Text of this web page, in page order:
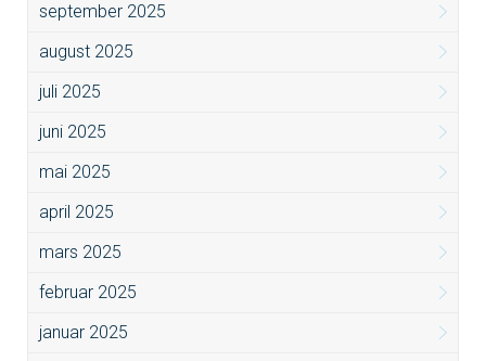
september 2025
august 2025
juli 2025
juni 2025
mai 2025
april 2025
mars 2025
februar 2025
januar 2025